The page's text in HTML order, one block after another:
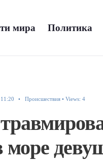
мира Политика
11:20 Происшествия •Views: 4